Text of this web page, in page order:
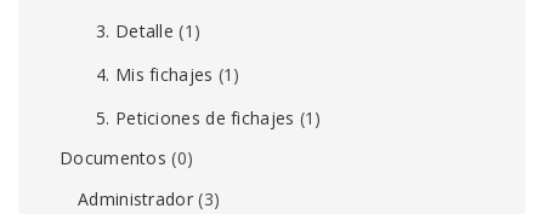
3. Detalle (1)
4. Mis fichajes (1)
5. Peticiones de fichajes (1)
Documentos (0)
Administrador(3)